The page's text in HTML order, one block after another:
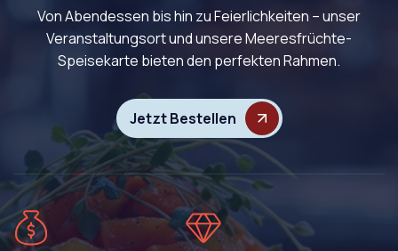
Von Abendessen bis hin zu Feierlichkeiten – unser
Veranstaltungsort und unsere Meeresfrüchte-
Speisekarte bieten den perfekten Rahmen.
Jetzt Bestellen